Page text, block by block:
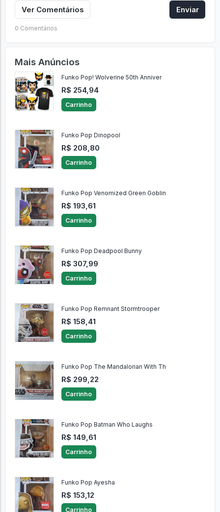
Ver Comentários Enviar
0 Comentários
Mais Anúncios
Funko Pop! Wolverine 50th Anniver
R$ 254,94
Carrinho
Funko Pop Dinopool
R$ 208,80
Carrinho
Funko Pop Venomized Green Goblin
R$ 193,61
Carrinho
Funko Pop Deadpool Bunny
R$ 307,99
Carrinho
Funko Pop Remnant Stormtrooper
R$ 158,41
Carrinho
Funko Pop The Mandalorian With Th
R$ 299,22
Carrinho
Funko Pop Batman Who Laughs
R$ 149,61
Carrinho
Funko Pop Ayesha
R$ 153,12
Carrinho